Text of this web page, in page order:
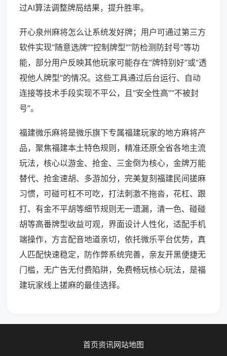
过AI算法调整牌局结果，提升胜率。
开心泉州麻将怎么让系统发好牌；用户可通过第三方
软件实现“随意选牌”“控制牌型”“防检测防封号”等功
能，部分用户反映其他玩家可能存在“牌特别好”或“透
视他人牌型”的情况。这些工具通过后台运行、自动
连接等技术手段实现不平公，且“安全性高”“不被封
号”。
福建微乐麻将是微乐旗下专属福建玩家的地方麻将产
品，聚焦福建本土特色规则，精准还原全省各地主流
玩法，核心以游金、抢金、三金倒为核心，金牌万能
替代、抢金速胡、多游加分，完美复刻福建民间搓麻
习惯，可碰可杠不可吃，打法刺激不拖沓，花杠、跟
打、有金不平胡等细节规则无一遗漏，清一色、碰碰
胡等高番牌型收益可观，界面设计人性化，适配手机
端操作，方言配音地道亲切，依托微乐平台优势，真
人匹配快速稳定，防作弊系统完善，亲友开黑便捷无
门槛，无广告无付费陷阱，免费畅玩核心玩法，是福
建玩家线上搓麻的最佳选择。
首页资讯网站地图